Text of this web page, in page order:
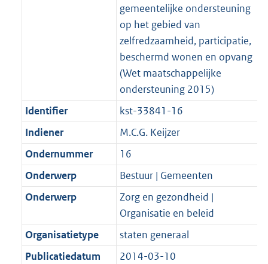
gemeentelijke ondersteuning
op het gebied van
zelfredzaamheid, participatie,
beschermd wonen en opvang
(Wet maatschappelijke
ondersteuning 2015)
Identifier
kst-33841-16
Indiener
M.C.G. Keijzer
Ondernummer
16
Onderwerp
Bestuur | Gemeenten
Onderwerp
Zorg en gezondheid |
Organisatie en beleid
Organisatietype
staten generaal
Publicatiedatum
2014-03-10